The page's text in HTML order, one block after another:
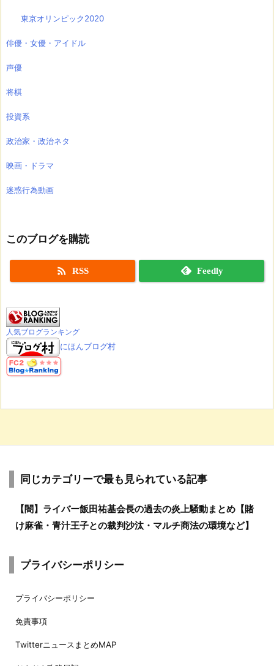
東京オリンピック2020
俳優・女優・アイドル
声優
将棋
投資系
政治家・政治ネタ
映画・ドラマ
迷惑行為動画
このブログを購読
 RSS Feedly
人気ブログランキング
にほんブログ村
同じカテゴリーで最も見られている記事
【闇】ライバー飯田祐基会長の過去の炎上騒動まとめ【賭
け麻雀・青汁王子との裁判沙汰・マルチ商法の環境など】
プライバシーポリシー
プライバシーポリシー
免責事項
TwitterニュースまとめMAP